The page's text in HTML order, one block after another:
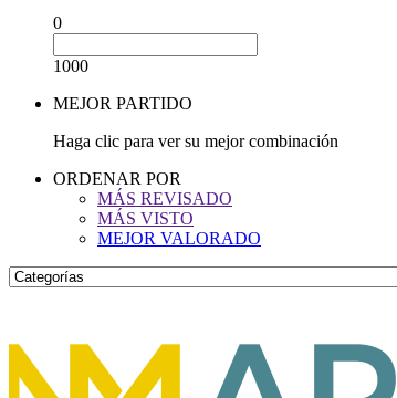
0
1000
MEJOR PARTIDO
Haga clic para ver su mejor combinación
ORDENAR POR
MÁS REVISADO
MÁS VISTO
MEJOR VALORADO